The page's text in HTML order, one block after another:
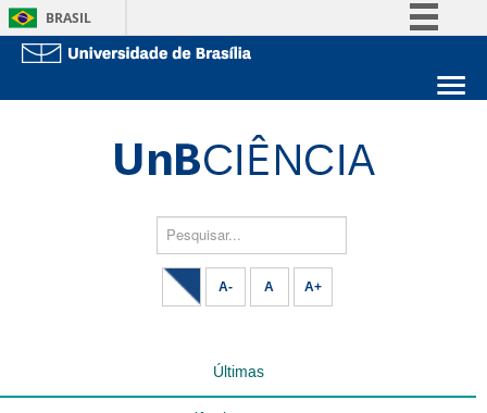
BRASIL
Acesso à informaçãoEstude na UnB
Pesquisar...
A- A A+
Últimas